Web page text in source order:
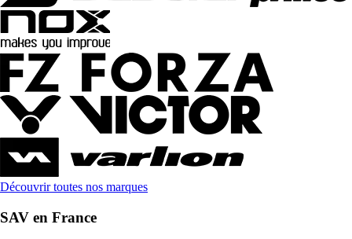
Découvrir toutes nos marques
SAV en France